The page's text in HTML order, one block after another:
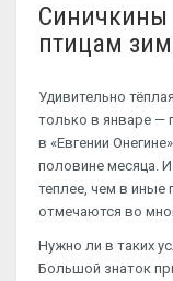
Синичкины
птицам
Удивительно
только в январе —
в «Евгении
половине месяца.
теплее, чем в
отмечаются во
Нужно ли в таких
Большой знаток